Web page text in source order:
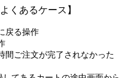
くあるケース】
戻る操作
間ご注文が完了されなかった